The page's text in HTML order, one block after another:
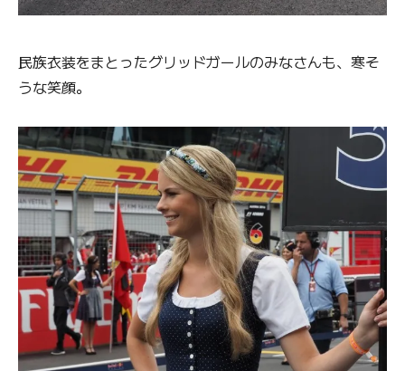
民族衣装をまとったグリッドガールのみなさんも、寒そ
うな笑顔。